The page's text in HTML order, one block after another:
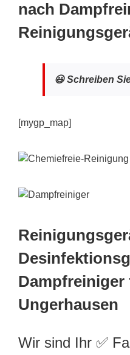
nach
😃 Schreiben
[mygp_map]
Dampfreiniger
Ungerhausen
Wir sind Ihr ✅